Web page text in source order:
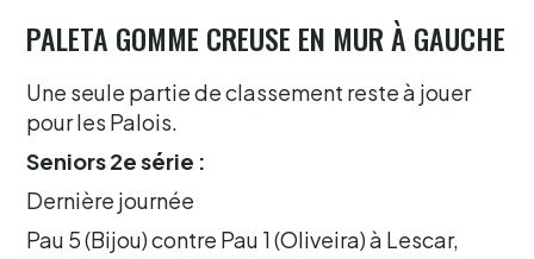
PALETA GOMME CREUSE EN MUR À GAUCHE
Une seule partie de classement reste à jouer
pour les Palois.
Seniors 2e série :
Dernière journée
Pau 5 (Bijou) contre Pau 1 (Oliveira) à Lescar,